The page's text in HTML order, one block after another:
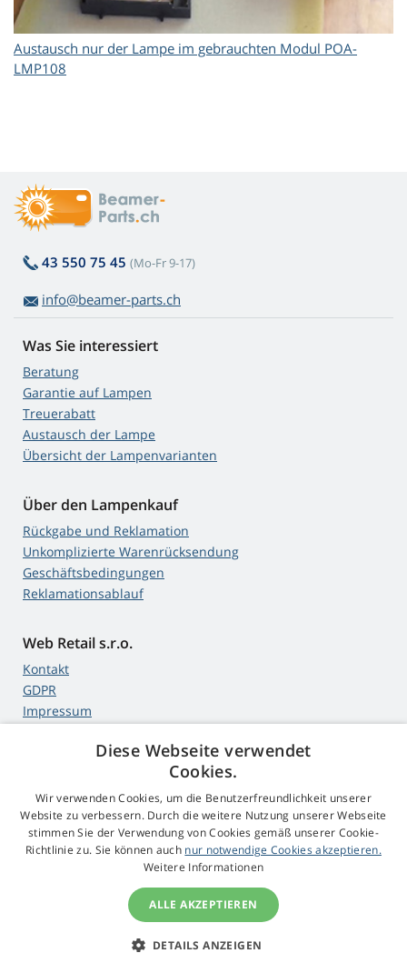
Austausch nur der Lampe im gebrauchten Modul POA-
LMP108
43 550 75 45 (Mo-Fr 9-17)
info@beamer-parts.ch
Was Sie interessiert
Beratung
Garantie auf Lampen
Treuerabatt
Austausch der Lampe
Übersicht der Lampenvarianten
Über den Lampenkauf
Rückgabe und Reklamation
Unkomplizierte Warenrücksendung
Geschäftsbedingungen
Reklamationsablauf
Web Retail s.r.o.
Kontakt
GDPR
Impressum
4,9Sterne
545 Bewertungen Google
© 2009 - 2026 Beamer-Parts.ch
Diese Webseite verwendet
Cookies.
Wir verwenden Cookies, um die Benutzerfreundlichkeit unserer
Website zu verbessern. Durch die weitere Nutzung unserer Webseite
stimmen Sie der Verwendung von Cookies gemäß unserer Cookie-
Richtlinie zu. Sie können auch nur notwendige Cookies akzeptieren.
Weitere Informationen
ALLE AKZEPTIEREN
DETAILS ANZEIGEN